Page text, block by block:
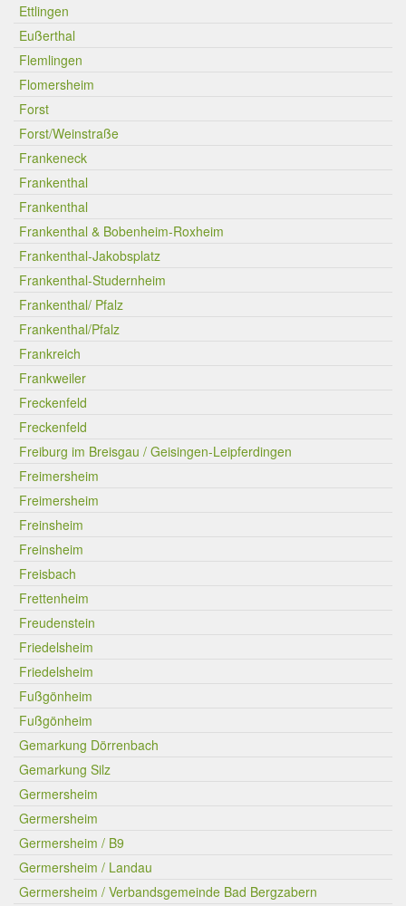
Ettlingen
Eußerthal
Flemlingen
Flomersheim
Forst
Forst/Weinstraße
Frankeneck
Frankenthal
Frankenthal
Frankenthal & Bobenheim-Roxheim
Frankenthal-Jakobsplatz
Frankenthal-Studernheim
Frankenthal/ Pfalz
Frankenthal/Pfalz
Frankreich
Frankweiler
Freckenfeld
Freckenfeld
Freiburg im Breisgau / Geisingen-Leipferdingen
Freimersheim
Freimersheim
Freinsheim
Freinsheim
Freisbach
Frettenheim
Freudenstein
Friedelsheim
Friedelsheim
Fußgönheim
Fußgönheim
Gemarkung Dörrenbach
Gemarkung Silz
Germersheim
Germersheim
Germersheim / B9
Germersheim / Landau
Germersheim / Verbandsgemeinde Bad Bergzabern